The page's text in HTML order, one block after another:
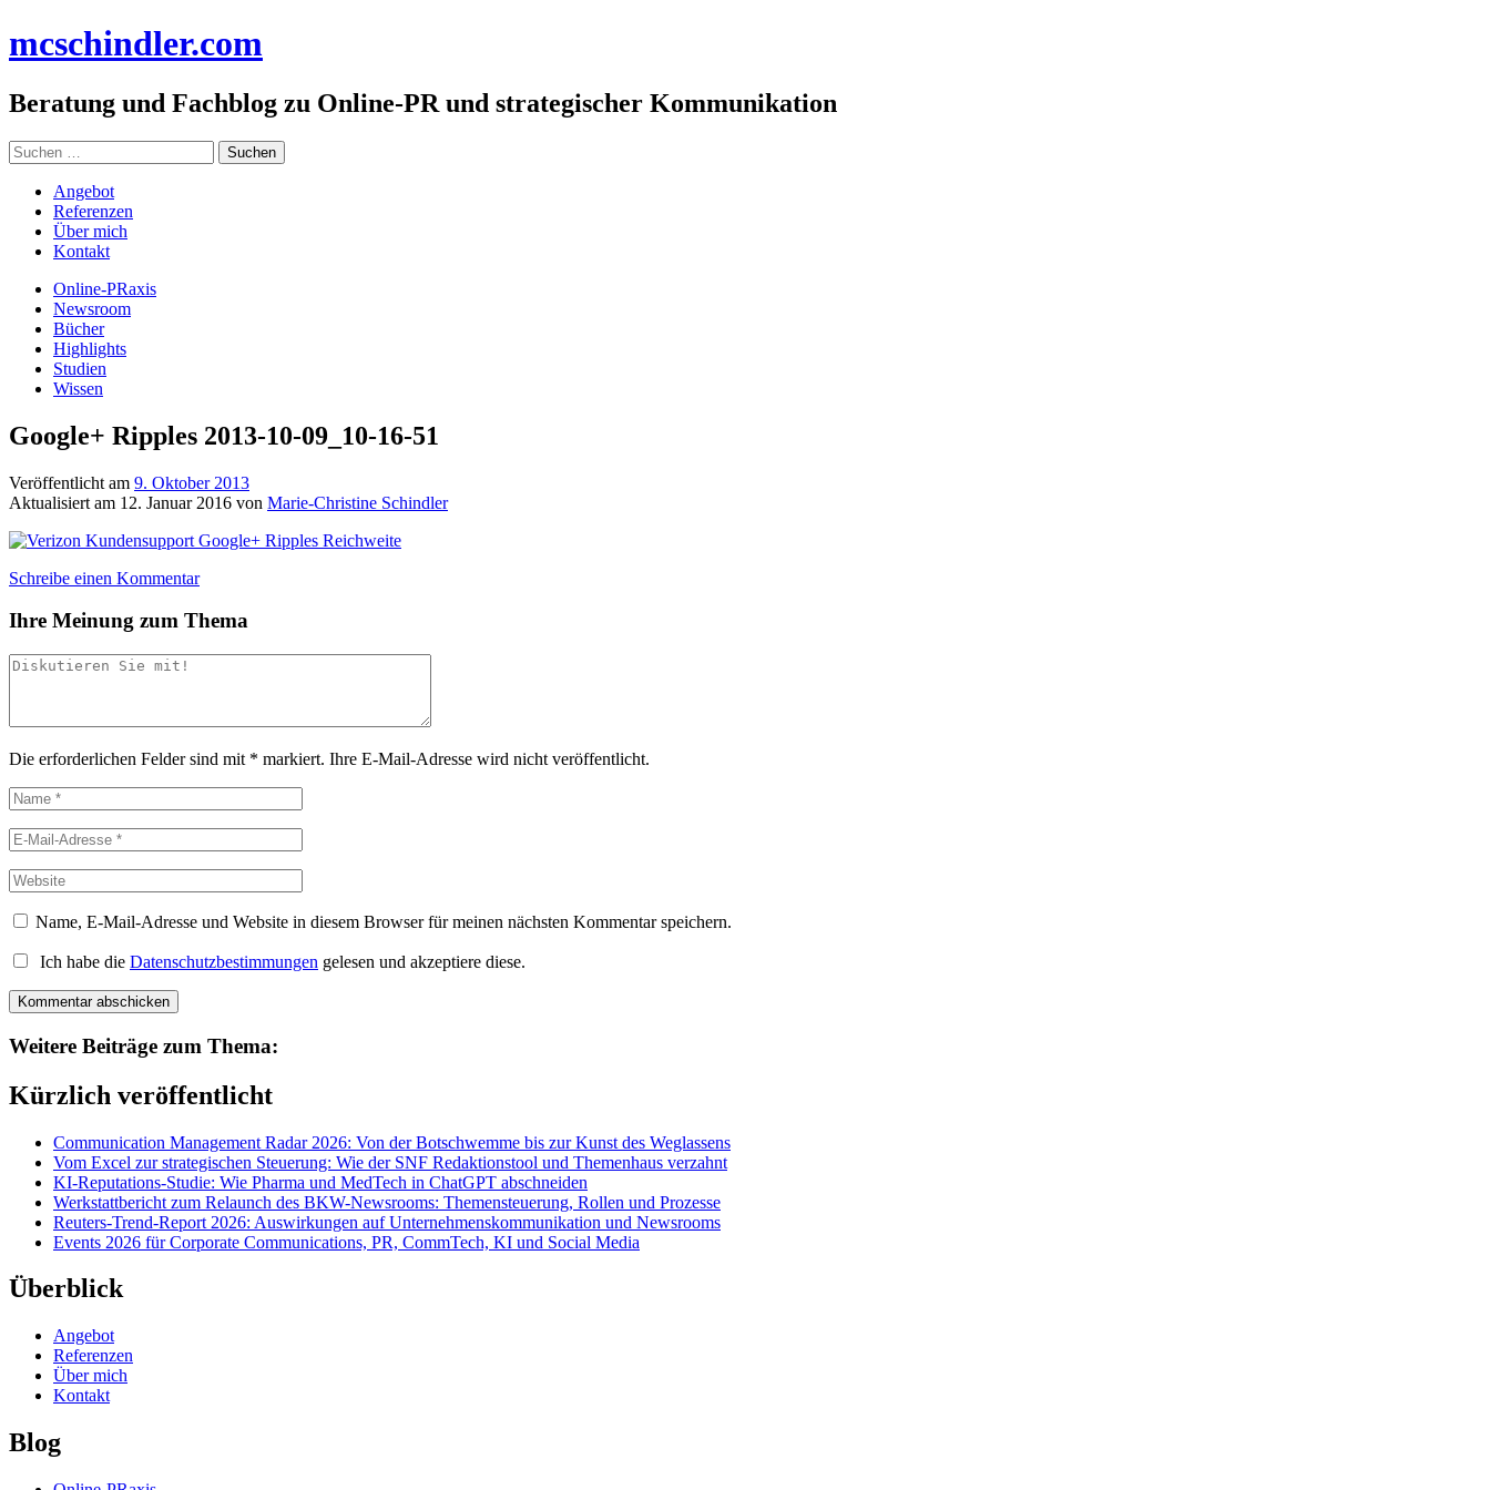
Inhalt
mcschindler.com
Beratung und Fachblog zu Online-PR und strategischer Kommunikation
Suchen
nach:
Angebot
Referenzen
Über mich
Kontakt
Online-PRaxis
Newsroom
Bücher
Highlights
Studien
Wissen
Google+ Ripples 2013-10-09_10-16-51
Veröffentlicht am 9. Oktober 2013
Aktualisiert am 12. Januar 2016 von Marie-Christine Schindler
Schreibe einen Kommentar
Ihre Meinung zum Thema
Die erforderlichen Felder sind mit * markiert. Ihre E-Mail-Adresse wird nicht veröffentlicht.
Name, E-Mail-Adresse und Website in diesem Browser für meinen nächsten Kommentar speichern.
Ich habe die Datenschutzbestimmungen gelesen und akzeptiere diese.
Weitere Beiträge zum Thema:
Kürzlich veröffentlicht
Communication Management Radar 2026: Von der Botschwemme bis zur Kunst des Weglassens
Vom Excel zur strategischen Steuerung: Wie der SNF Redaktionstool und Themenhaus verzahnt
KI-Reputations-Studie: Wie Pharma und MedTech in ChatGPT abschneiden
Werkstattbericht zum Relaunch des BKW-Newsrooms: Themensteuerung, Rollen und Prozesse
Reuters-Trend-Report 2026: Auswirkungen auf Unternehmenskommunikation und Newsrooms
Events 2026 für Corporate Communications, PR, CommTech, KI und Social Media
Überblick
Angebot
Referenzen
Über mich
Kontakt
Blog